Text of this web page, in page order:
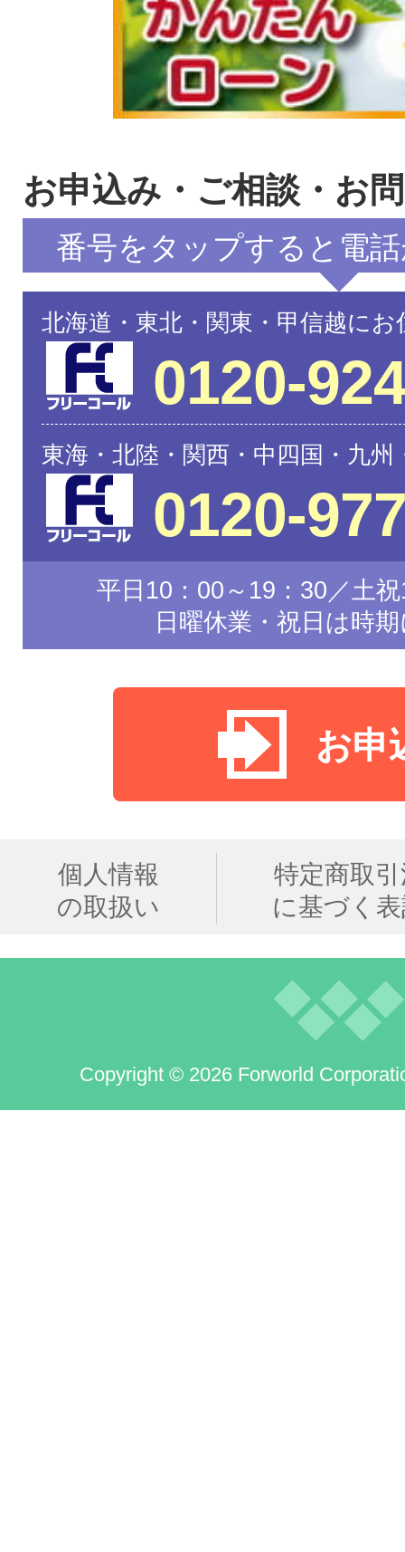
お申込み・ご相談・お
番号をタップすると電
北海道・東北・関東・甲信越に
0120-
東海・北陸・関西・中四国・九
0120-
平日10：00～19：30／土
日曜休業・祝日は時
お申
個人情報
の取扱い
特定商取
に基づく
Copyright © 2026 Forworld